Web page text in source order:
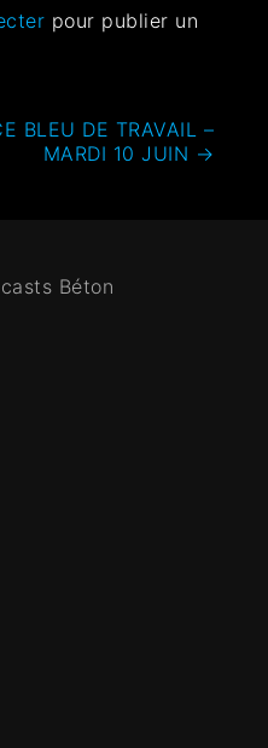
pour publier un
BLEU DE TRAVAIL –
MARDI 10 JUIN →
Béton